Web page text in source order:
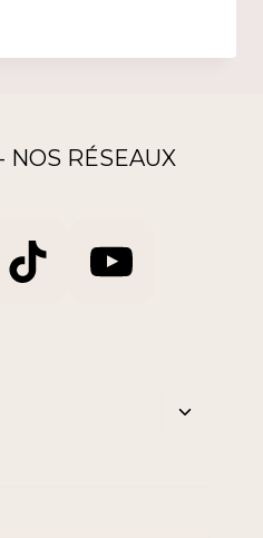
NOS RÉSEAUX
Ouvrir/